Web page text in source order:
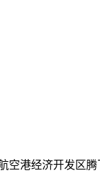
空港经济开发区腾